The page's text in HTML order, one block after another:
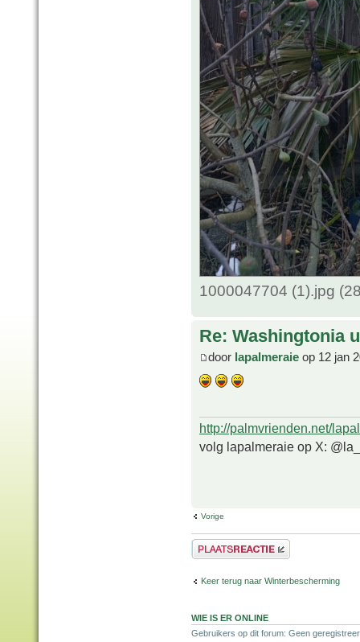
1000047704 (1).jpg
Re: Washingtonia
door lapalmeraie op 12 jan
http://palmvrienden.net/
volg lapalmeraie op X:
Vorige
Plaats een reactie
Keer terug naar Winterbescherming
WIE IS ER ONLINE
Gebruikers op dit forum: Geen